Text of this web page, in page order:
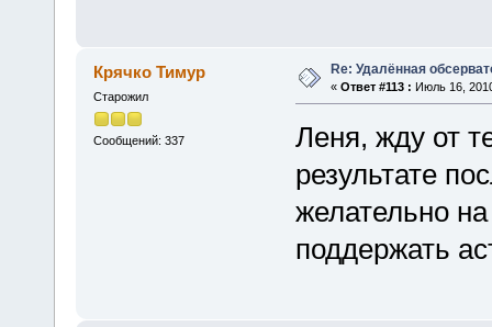
Крячко Тимур
Старожил
Сообщений: 337
Re: Удалённая
« Ответ #113 : Июль 16,
Леня, жду от
результате
желательно
поддержать